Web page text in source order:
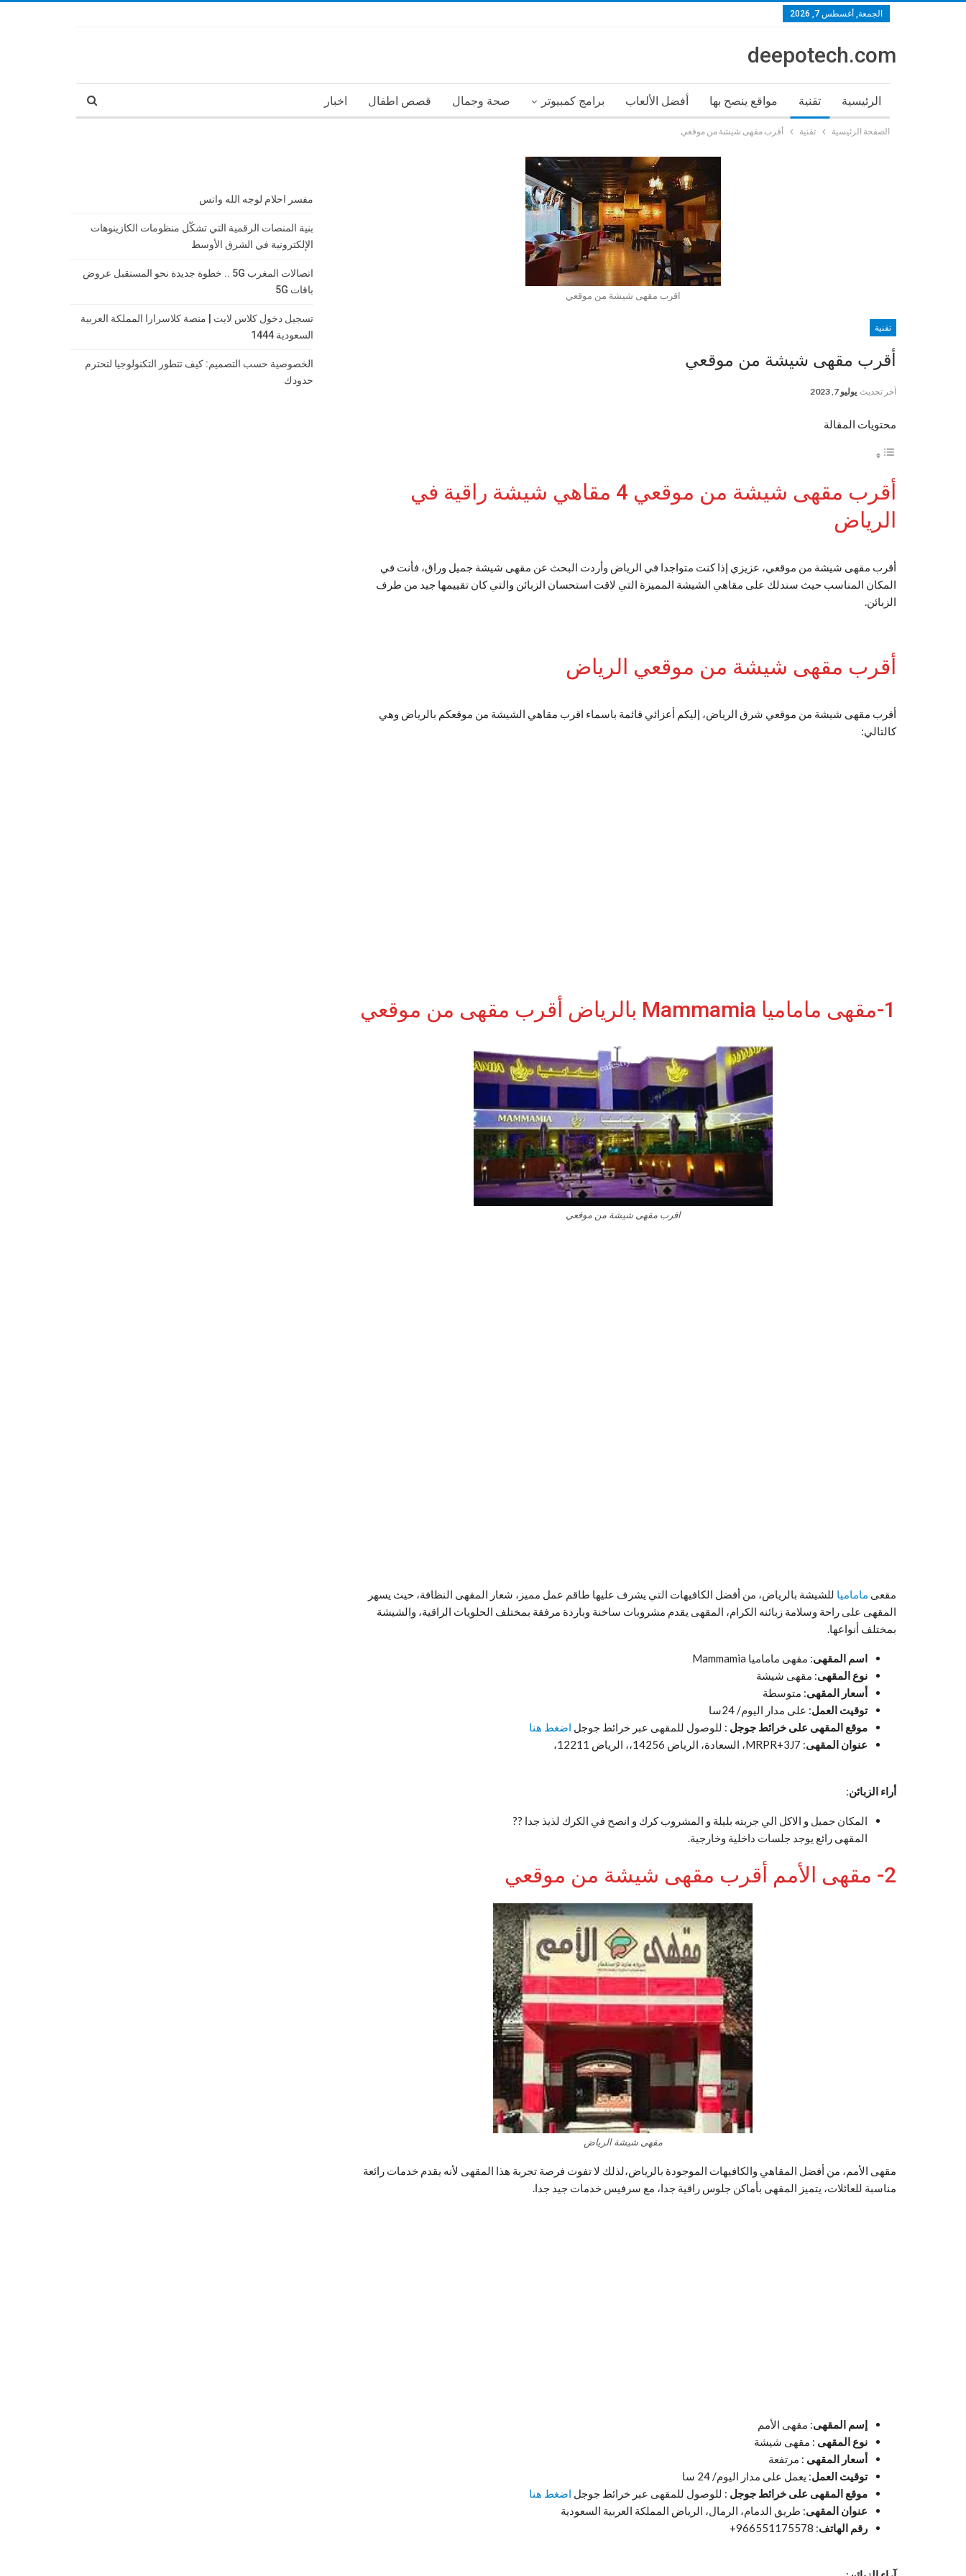
الجمعة, أغسطس 7, 2026
deepotech.com
الرئيسية تقنية مواقع ينصح بها أفضل الألعاب برامج كمبيوتر صحة وجمال قصص اطفال اخبار
الصفحة الرئيسية تقنية أقرب مقهى شيشة من موقعي
اقرب مقهى شيشة من موقعي
تقنية
أقرب مقهى شيشة من موقعي
آخر تحديث يوليو 7, 2023
محتويات المقالة
أقرب مقهى شيشة من موقعي 4 مقاهي شيشة راقية في
الرياض
أقرب مقهى شيشة من موقعي، عزيزي إذا كنت متواجدا في الرياض وأردت البحث عن مقهى شيشة جميل وراق، فأنت في
المكان المناسب حيث سندلك على مقاهي الشيشة المميزة التي لاقت استحسان الزبائن والتي كان تقييمها جيد من طرف
الزبائن.
أقرب مقهى شيشة من موقعي الرياض
أقرب مقهى شيشة من موقعي شرق الرياض، إليكم أعزائي قائمة باسماء اقرب مقاهي الشيشة من موقعكم بالرياض وهي
كالتالي:
1-مقهى ماماميا Mammamia بالرياض أقرب مقهى من موقعي
اقرب مقهى شيشة من موقعي
مقعى ماماميا للشيشة بالرياض، من أفضل الكافيهات التي يشرف عليها طاقم عمل مميز، شعار المقهى النظافة، حيث يسهر
المقهى على راحة وسلامة زبائنه الكرام، المقهى يقدم مشروبات ساخنة وباردة مرفقة بمختلف الحلويات الراقية، والشيشة
بمختلف أنواعها.
اسم المقهى: مقهى ماماميا Mammamia
نوع المقهى: مقهى شيشة
أسعار المقهى: متوسطة
توقيت العمل: على مدار اليوم/ 24سا
موقع المقهى على خرائط جوجل : للوصول للمقهى عبر خرائط جوجل اضغط هنا
عنوان المقهى: MRPR+3J7، السعادة، الرياض 14256،، الرياض 12211،
أراء الزبائن:
المكان جميل و الاكل الي جربته بليلة و المشروب كرك و انصح في الكرك لذيذ جدا ??
المقهى رائع يوجد جلسات داخلية وخارجية.
2- مقهى الأمم أقرب مقهى شيشة من موقعي
مقهى شيشة الرياض
مقهى الأمم، من أفضل المقاهي والكافيهات الموجودة بالرياض،لذلك لا تفوت فرصة تجربة هذا المقهى لأنه يقدم خدمات رائعة
مناسبة للعائلات، يتميز المقهى بأماكن جلوس راقية جدا، مع سرفيس خدمات جيد جدا.
إسم المقهى: مقهى الأمم
نوع المقهى : مقهى شيشة
أسعار المقهى : مرتفعة
توقيت العمل: يعمل على مدار اليوم/ 24 سا
موقع المقهى على خرائط جوجل : للوصول للمقهى عبر خرائط جوجل اضغط هنا
عنوان المقهى: طريق الدمام، الرمال، الرياض المملكة العربية السعودية
رقم الهاتف: 966551175578+
مفسر احلام لوجه الله واتس
بنية المنصات الرقمية التي تشكّل منظومات الكازينوهات
الإلكترونية في الشرق الأوسط
اتصالات المغرب 5G .. خطوة جديدة نحو المستقبل عروض
باقات 5G
تسجيل دخول كلاس لايت | منصة كلاسرارا المملكة العربية
السعودية 1444
الخصوصية حسب التصميم: كيف تتطور التكنولوجيا لتحترم
حدودك